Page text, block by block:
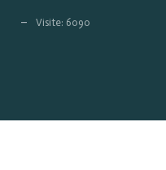
Visite: 6090